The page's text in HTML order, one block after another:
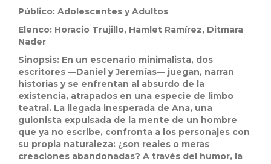
Público: Adolescentes y Adultos
Elenco: Horacio Trujillo, Hamlet Ramírez, Ditmara
Nader
Sinopsis: En un escenario minimalista, dos
escritores —Daniel y Jeremías— juegan, narran
historias y se enfrentan al absurdo de la
existencia, atrapados en una especie de limbo
teatral. La llegada inesperada de Ana, una
guionista expulsada de la mente de un hombre
que ya no escribe, confronta a los personajes con
su propia naturaleza: ¿son reales o meras
creaciones abandonadas? A través del humor, la